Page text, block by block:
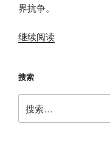
界抗争。
继续阅读“记
失
的
搜索
索：